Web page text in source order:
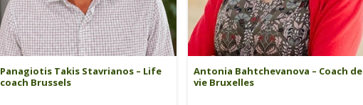
Panagiotis Takis Stavrianos – Life
coach Brussels
Antonia Bahtchevanova – Coach de
vie Bruxelles